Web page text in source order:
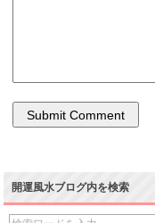
開運風水ブログ内を検索